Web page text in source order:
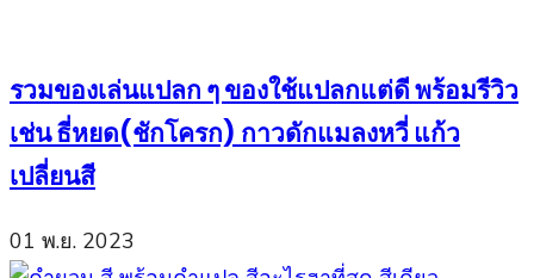
รวมของเล่นแปลก ๆ ของใช้แปลกแต่ดี พร้อมรีวิว
เช่น ธี่หยด(ชักโครก) กาวดักแมลงหวี่ แก้ว
เปลี่ยนสี
01 พ.ย. 2023